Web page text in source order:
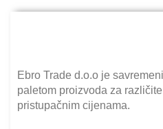
Ebro Trade d.o.o je
paletom proizvoda za
pristupačnim cijenama.